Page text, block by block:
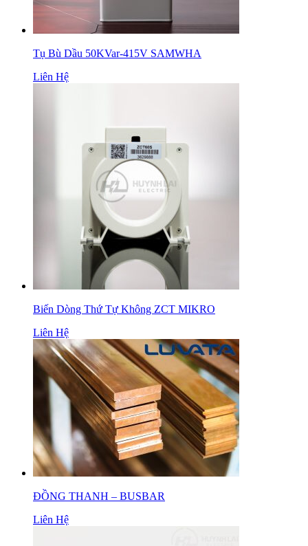
Tụ Bù Dầu 50KVar-415V SAMWHA
Liên Hệ
Biến Dòng Thứ Tự Không ZCT MIKRO
Liên Hệ
ĐỒNG THANH – BUSBAR
Liên Hệ